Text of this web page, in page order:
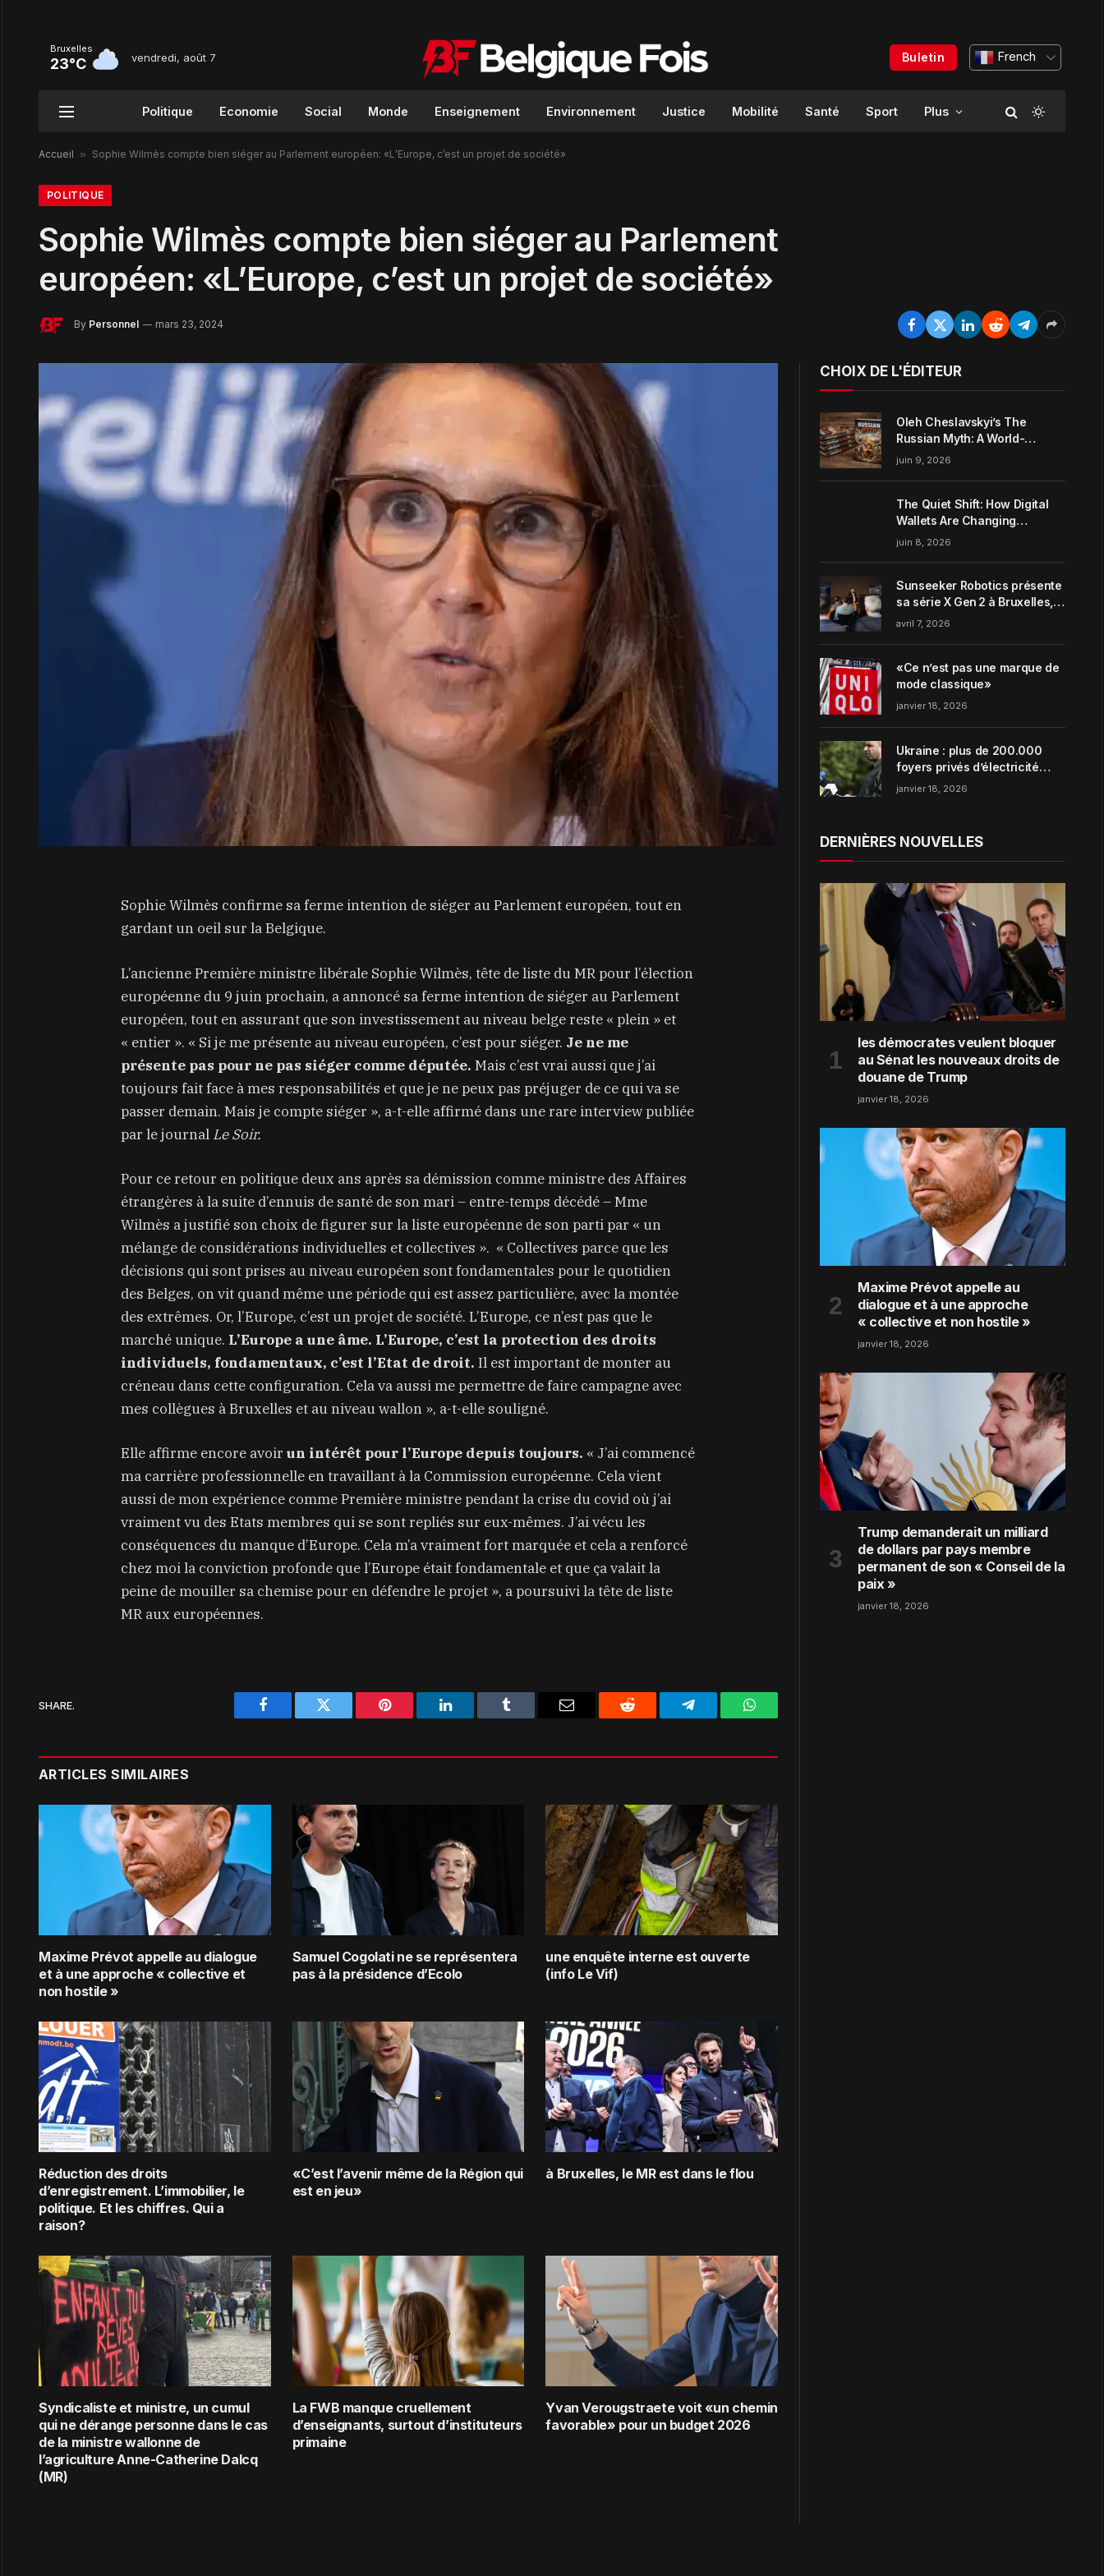
Bruxelles
23°C vendredi, août 7 Buletin French
Politique Economie Social Monde Enseignement Environnement Justice Mobilité Santé Sport Plus
Accueil » Sophie Wilmès compte bien siéger au Parlement européen: «L’Europe, c’est un projet de société»
POLITIQUE
Sophie Wilmès compte bien siéger au Parlement
européen: «L’Europe, c’est un projet de société»
By Personnel mars 23, 2024
Sophie Wilmès confirme sa ferme intention de siéger au Parlement européen, tout en
gardant un oeil sur la Belgique.
L’ancienne Première ministre libérale Sophie Wilmès, tête de liste du MR pour l’élection
européenne du 9 juin prochain, a annoncé sa ferme intention de siéger au Parlement
européen, tout en assurant que son investissement au niveau belge reste « plein » et
« entier ». « Si je me présente au niveau européen, c’est pour siéger. Je ne me
présente pas pour ne pas siéger comme députée. Mais c’est vrai aussi que j’ai
toujours fait face à mes responsabilités et que je ne peux pas préjuger de ce qui va se
passer demain. Mais je compte siéger », a-t-elle affirmé dans une rare interview publiée
par le journalLe Soir.
Pour ce retour en politique deux ans après sa démission comme ministre des Affaires
étrangères à la suite d’ennuis de santé de son mari – entre-temps décédé – Mme
Wilmès a justifié son choix de figurer sur la liste européenne de son parti par « un
mélange de considérations individuelles et collectives ». « Collectives parce que les
décisions qui sont prises au niveau européen sont fondamentales pour le quotidien
des Belges, on vit quand même une période qui est assez particulière, avec la montée
des extrêmes. Or, l’Europe, c’est un projet de société. L’Europe, ce n’est pas que le
marché unique. L’Europe a une âme. L’Europe, c’est la protection des droits
individuels, fondamentaux, c’est l’Etat de droit. Il est important de monter au
créneau dans cette configuration. Cela va aussi me permettre de faire campagne avec
mes collègues à Bruxelles et au niveau wallon », a-t-elle souligné.
Elle affirme encore avoir un intérêt pour l’Europe depuis toujours. « J’ai commencé
ma carrière professionnelle en travaillant à la Commission européenne. Cela vient
aussi de mon expérience comme Première ministre pendant la crise du covid où j’ai
vraiment vu des Etats membres qui se sont repliés sur eux-mêmes. J’ai vécu les
conséquences du manque d’Europe. Cela m’a vraiment fort marquée et cela a renforcé
chez moi la conviction profonde que l’Europe était fondamentale et que ça valait la
peine de mouiller sa chemise pour en défendre le projet », a poursuivi la tête de liste
MR aux européennes.
SHARE.
Facebook Twitter Pinterest LinkedIn Tumblr Email Reddit Telegram WhatsApp
ARTICLES SIMILAIRES
Maxime Prévot appelle au dialogue
et à une approche « collective et
non hostile »
Samuel Cogolati ne se représentera
pas à la présidence d’Ecolo
une enquête interne est ouverte
(info Le Vif)
Réduction des droits
d’enregistrement. L’immobilier, le
politique. Et les chiffres. Qui a
raison?
«C’est l’avenir même de la Région qui
est en jeu»
à Bruxelles, le MR est dans le flou
Syndicaliste et ministre, un cumul
qui ne dérange personne dans le cas
de la ministre wallonne de
l’agriculture Anne-Catherine Dalcq
(MR)
La FWB manque cruellement
d’enseignants, surtout d’instituteurs
primaine
Yvan Verougstraete voit «un chemin
favorable» pour un budget 2026
CHOIX DE L'ÉDITEUR
Oleh Cheslavskyi’s The
Russian Myth: A World-
Systems Analysis of
juin 9, 2026
The Quiet Shift: How Digital
Wallets Are Changing
Everyday Money Habits in the
juin 8, 2026
Sunseeker Robotics présente
sa série X Gen 2 à Bruxelles,
incarnant parfaitement le
avril 7, 2026
«Ce n’est pas une marque de
mode classique»
janvier 18, 2026
Ukraine : plus de 200.000
foyers privés d’électricité
dans la région de Zaporijjia
janvier 18, 2026
DERNIÈRES NOUVELLES
les démocrates veulent bloquer
au Sénat les nouveaux droits de
douane de Trump
janvier 18, 2026
Maxime Prévot appelle au
dialogue et à une approche
« collective et non hostile »
janvier 18, 2026
Trump demanderait un milliard
de dollars par pays membre
permanent de son « Conseil de la
paix »
janvier 18, 2026